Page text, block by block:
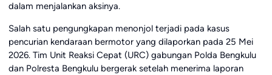
dalam menjalankan aksinya.
Salah satu pengungkapan menonjol terjadi pada kasus
pencurian kendaraan bermotor yang dilaporkan pada 25 Mei
2026. Tim Unit Reaksi Cepat (URC) gabungan Polda Bengkulu
dan Polresta Bengkulu bergerak setelah menerima laporan